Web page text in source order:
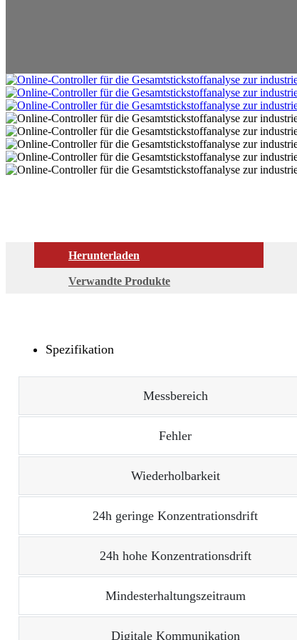
Herunterladen
Verwandte Produkte
Spezifikation
Messbereich
Fehler
Wiederholbarkeit
24h geringe Konzentrationsdrift
24h hohe Konzentrationsdrift
Mindesterhaltungszeitraum
Digitale Kommunikation